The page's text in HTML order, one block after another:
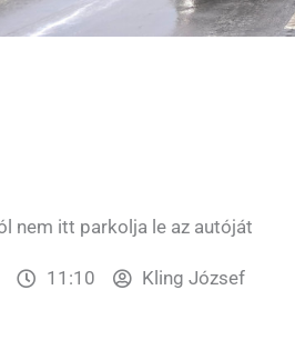
nem itt parkolja le az autóját
11:10 Kling József